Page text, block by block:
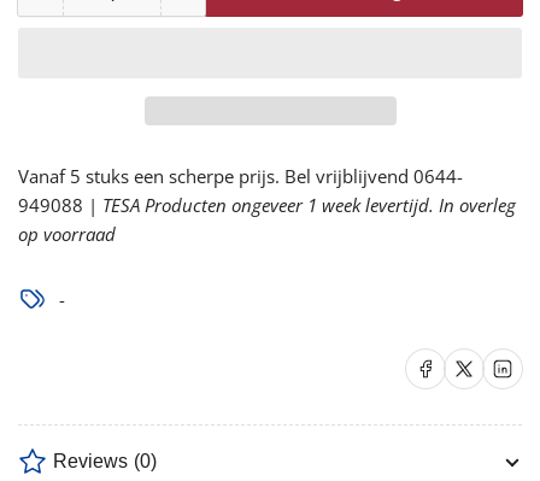
Maskeerpapier
Bruin
50
Grams
Gerecycled
100
Maskeerpapier
Bruin
50
Vanaf 5 stuks een scherpe prijs. Bel vrijblijvend 0644-
949088 | TESA Producten ongeveer 1 week levertijd. In overleg
op voorraad
-
Delen op Facebook
Delen op X Delen
Reviews (0)